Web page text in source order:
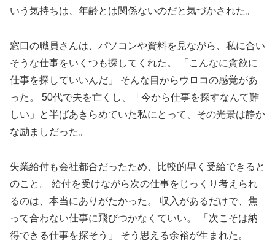
いう気持ちは、年齢とは関係ないのだと気づかされた。
窓口の職員さんは、パソコンや資料を見ながら、私に合い
そうな仕事をいくつも探してくれた。 「こんなに貪欲に
仕事を探していいんだ」 そんな目からウロコの感覚があ
った。 50代で夫を亡くし、「今から仕事を探すなんて難
しい」と半ばあきらめていた私にとって、その光景は静か
な励ましだった。
失業給付も会社都合だったため、比較的早く受給できると
のこと。 給付を受けながら次の仕事をじっくり考えられ
るのは、本当にありがたかった。 収入があるだけで、焦
って合わない仕事に飛びつかなくていい。 「次こそは納
得できる仕事を探そう」 そう思える余裕が生まれた。